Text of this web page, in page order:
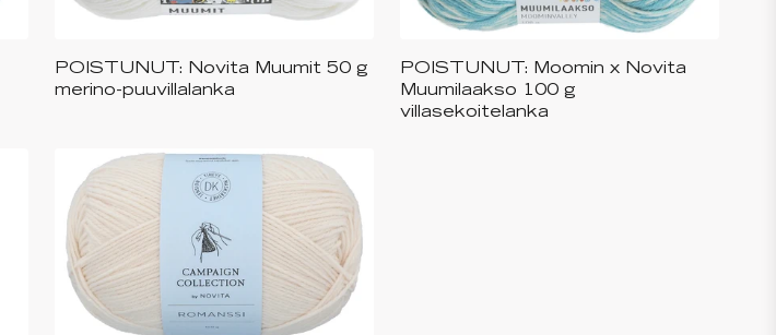
Saatavilla useita eri värejä
POISTUNUT: Novita Muumit 50 g
merino-puuvillalanka
Saatavilla useita eri värejä
POISTUNUT: Moomin x Novita
Muumilaakso 100 g
villasekoitelanka